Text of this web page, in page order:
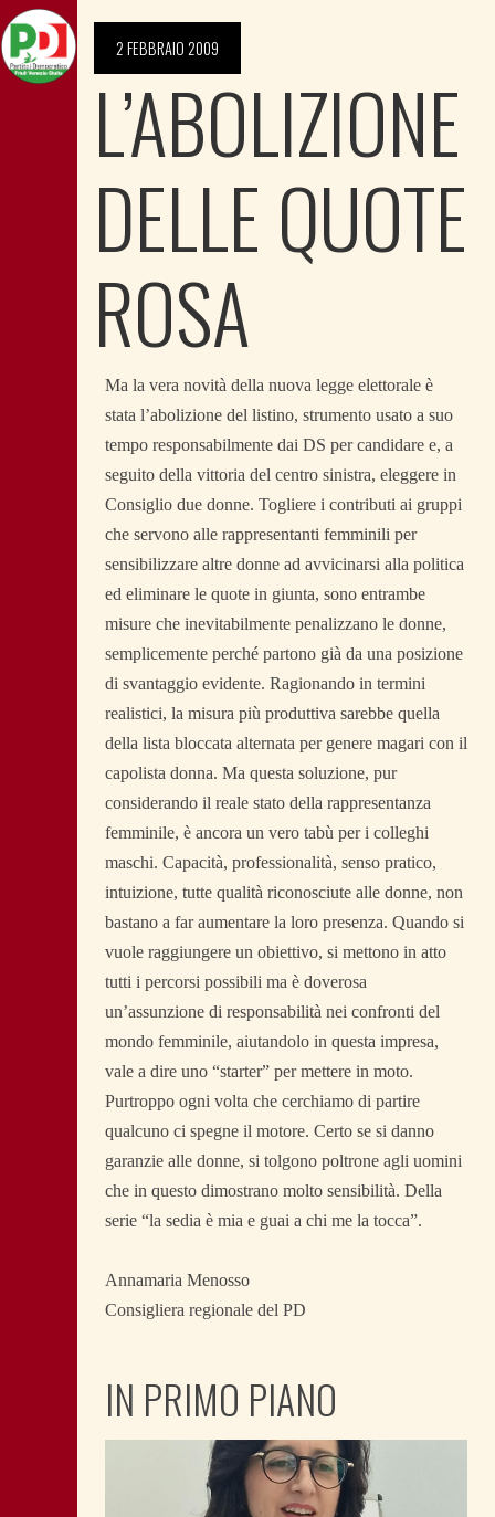
2 FEBBRAIO 2009
L’ABOLIZIONE
DELLE QUOTE
ROSA
Ma la vera novità della nuova legge elettorale è
stata l’abolizione del listino, strumento usato a suo
tempo responsabilmente dai DS per candidare e, a
seguito della vittoria del centro sinistra, eleggere in
Consiglio due donne. Togliere i contributi ai gruppi
che servono alle rappresentanti femminili per
sensibilizzare altre donne ad avvicinarsi alla politica
ed eliminare le quote in giunta, sono entrambe
misure che inevitabilmente penalizzano le donne,
semplicemente perché partono già da una posizione
di svantaggio evidente. Ragionando in termini
realistici, la misura più produttiva sarebbe quella
della lista bloccata alternata per genere magari con il
capolista donna. Ma questa soluzione, pur
considerando il reale stato della rappresentanza
femminile, è ancora un vero tabù per i colleghi
maschi. Capacità, professionalità, senso pratico,
intuizione, tutte qualità riconosciute alle donne, non
bastano a far aumentare la loro presenza. Quando si
vuole raggiungere un obiettivo, si mettono in atto
tutti i percorsi possibili ma è doverosa
un’assunzione di responsabilità nei confronti del
mondo femminile, aiutandolo in questa impresa,
vale a dire uno “starter” per mettere in moto.
Purtroppo ogni volta che cerchiamo di partire
qualcuno ci spegne il motore. Certo se si danno
garanzie alle donne, si tolgono poltrone agli uomini
che in questo dimostrano molto sensibilità. Della
serie “la sedia è mia e guai a chi me la tocca”.
Annamaria Menosso
Consigliera regionale del PD
IN PRIMO PIANO